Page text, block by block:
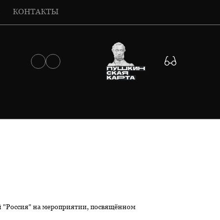
КОНТАКТЫ
"Россия" на мероприятии, посвящённом